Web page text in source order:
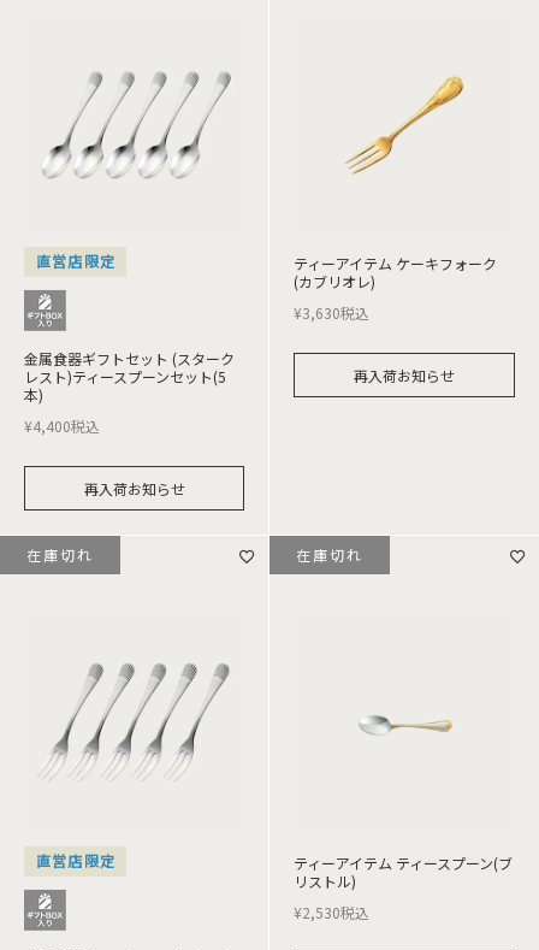
直営店限定
金属食器ギフトセット (スターク
レスト)ティースプーンセット(5
本)
¥4,400税込
再入荷お知らせ
ティーアイテム ケーキフォーク
(カブリオレ)
¥3,630税込
再入荷お知らせ
直営店限定
在庫切れ
ティーアイテム ティースプーン(ブ
リストル)
¥2,530税込
在庫切れ